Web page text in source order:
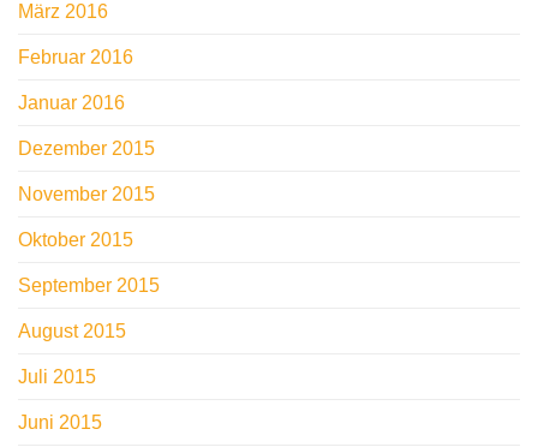
März 2016
Februar 2016
Januar 2016
Dezember 2015
November 2015
Oktober 2015
September 2015
August 2015
Juli 2015
Juni 2015